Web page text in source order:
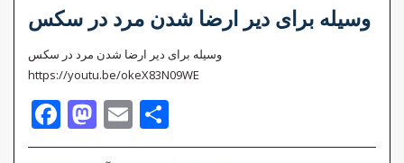
وسیله برای دیر ارضا شدن مرد در سکس
وسیله برای دیر ارضا شدن مرد در سکس
https://youtu.be/okeX83N09WE
Facebook
Mastodon
Email